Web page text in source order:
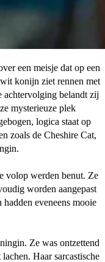
een meisje dat op een
konijn ziet rennen met
achtervolging belandt zij
mysterieuze plek
logica staat op
zoals de Cheshire Cat,
volop werden benut. Ze
worden aangepast
eveneens mooie
Ze was ontzettend
Haar sarcastische